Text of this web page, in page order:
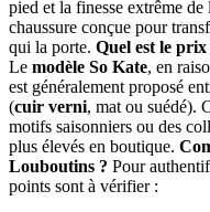
pied et la finesse extrême de
chaussure conçue pour
qui la porte. Quel est le prix
Le modèle So Kate, en
est généralement proposé
(cuir verni, mat ou suédé).
motifs saisonniers ou des
plus élevés en boutique.
Louboutins ? Pour
points sont à vérifier :